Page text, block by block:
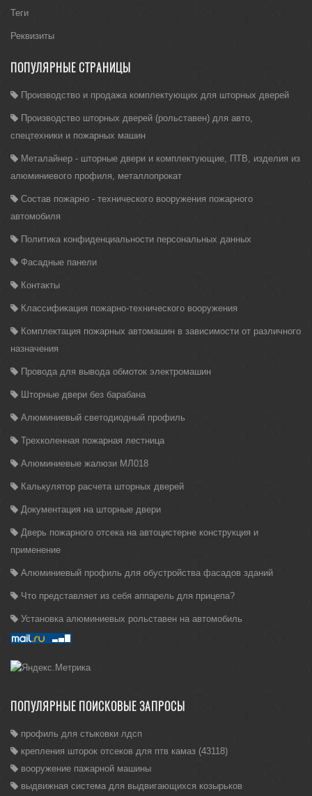
Теги
Реквизиты
ПОПУЛЯРНЫЕ СТРАНИЦЫ
Производство и продажа комплектующих для шторных дверей
Производство шторных дверей (рольставен) для авто,
спецтехники и пожарных машин
Металайнер - шторные двери и комплектующие, ПТВ, изделия из
алюминиевого профиля, металлопрокат
Состав пожарно - технического вооружения пожарного
автомобиля
Политика конфиденциальности персональных данных
Фасадные панели
Контакты
Классификация пожарно-технического вооружения
Комплектация пожарных автомашин в зависимости от различного
назначения
Провода для вывода обмоток электромашин
Шторные двери без барабана
Алюминиевый светодиодный профиль
Трехколенная пожарная лестница
Алюминиевые жалюзи МЛ018
Калькулятор расчета шторных дверей
Документация на шторные двери
Дверь пожарного отсека на автоцистерне конструкция и
применение
Алюминиевый профиль для обустройства фасадов зданий
Что представляет из себя аппарель для прицепа?
Установка алюминиевых рольставен на автомобиль
ПОПУЛЯРНЫЕ ПОИСКОВЫЕ ЗАПРОСЫ
профиль для стыковки лдсп
крепления шторок отсеков для птв камаз (43118)
вооружение пажарной машины
выдвижная система для выдвигающихся козырьков